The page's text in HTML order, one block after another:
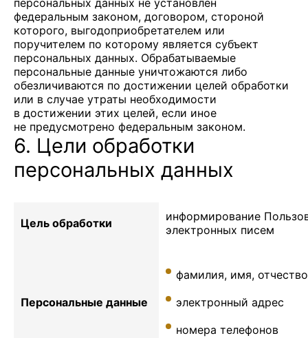
персональных данных не установлен
федеральным законом, договором, стороной
которого, выгодоприобретателем или
поручителем по которому является субъект
персональных данных. Обрабатываемые
персональные данные уничтожаются либо
обезличиваются по достижении целей обработки
или в случае утраты необходимости
в достижении этих целей, если иное
не предусмотрено федеральным законом.
6. Цели обработки
персональных данных
Цель обработки
информирование
электронных писем
Персональные данные
фамилия, имя, отчество
электронный адрес
номера телефонов